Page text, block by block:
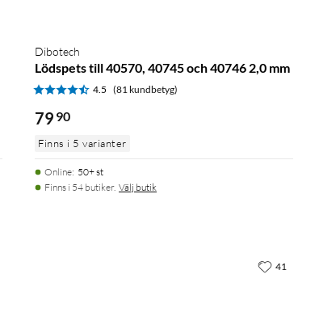
Dibotech
Lödspets till 40570, 40745 och 40746 2,0 mm
4.5 (81 kundbetyg)
79 90
Finns i 5 varianter
Online: 50+ st
Finns i 54 butiker. Välj butik
41